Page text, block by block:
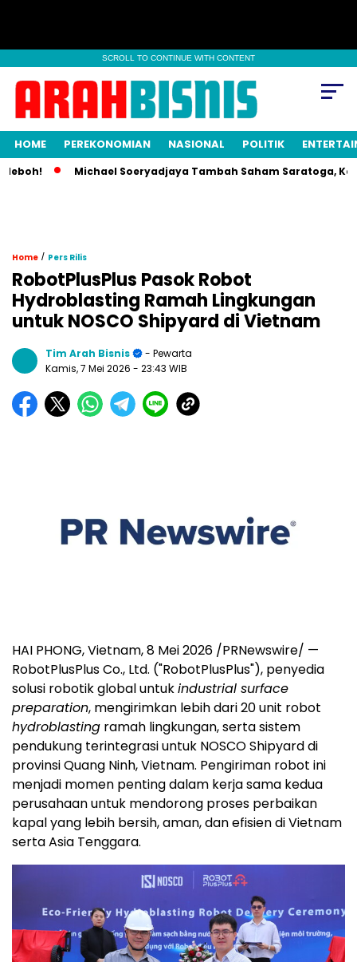
SCROLL TO CONTINUE WITH CONTENT
HOME PEREKONOMIAN NASIONAL POLITIK
Michael Soeryadjaya Tambah Saham Saratoga,
Home / Pers Rilis
RobotPlusPlus Pasok Robot
Hydroblasting Ramah Lingkungan
untuk NOSCO Shipyard di Vietnam
Tim Arah Bisnis
- Pewarta
Kamis, 7 Mei 2026 - 23:43 WIB
HAI PHONG, Vietnam,8 Mei 2026 /PRNewswire/ —
RobotPlusPlus Co., Ltd. ("RobotPlusPlus"), penyedia
solusi robotik global untukindustrial surface
preparation, mengirimkan lebih dari 20 unit robot
hydroblasting ramah lingkungan, serta sistem
pendukung terintegrasi untuk NOSCO Shipyard di
provinsi Quang Ninh, Vietnam. Pengiriman robot ini
menjadi momen penting dalam kerja sama kedua
perusahaan untuk mendorong proses perbaikan
kapal yang lebih bersih, aman, dan efisien di Vietnam
serta Asia Tenggara.